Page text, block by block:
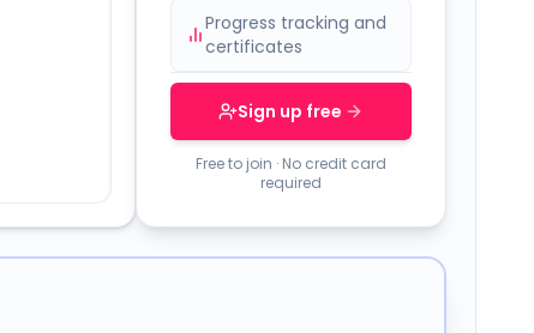
Progress tracking and
certificates
Sign up free
Free to join · No credit card
required